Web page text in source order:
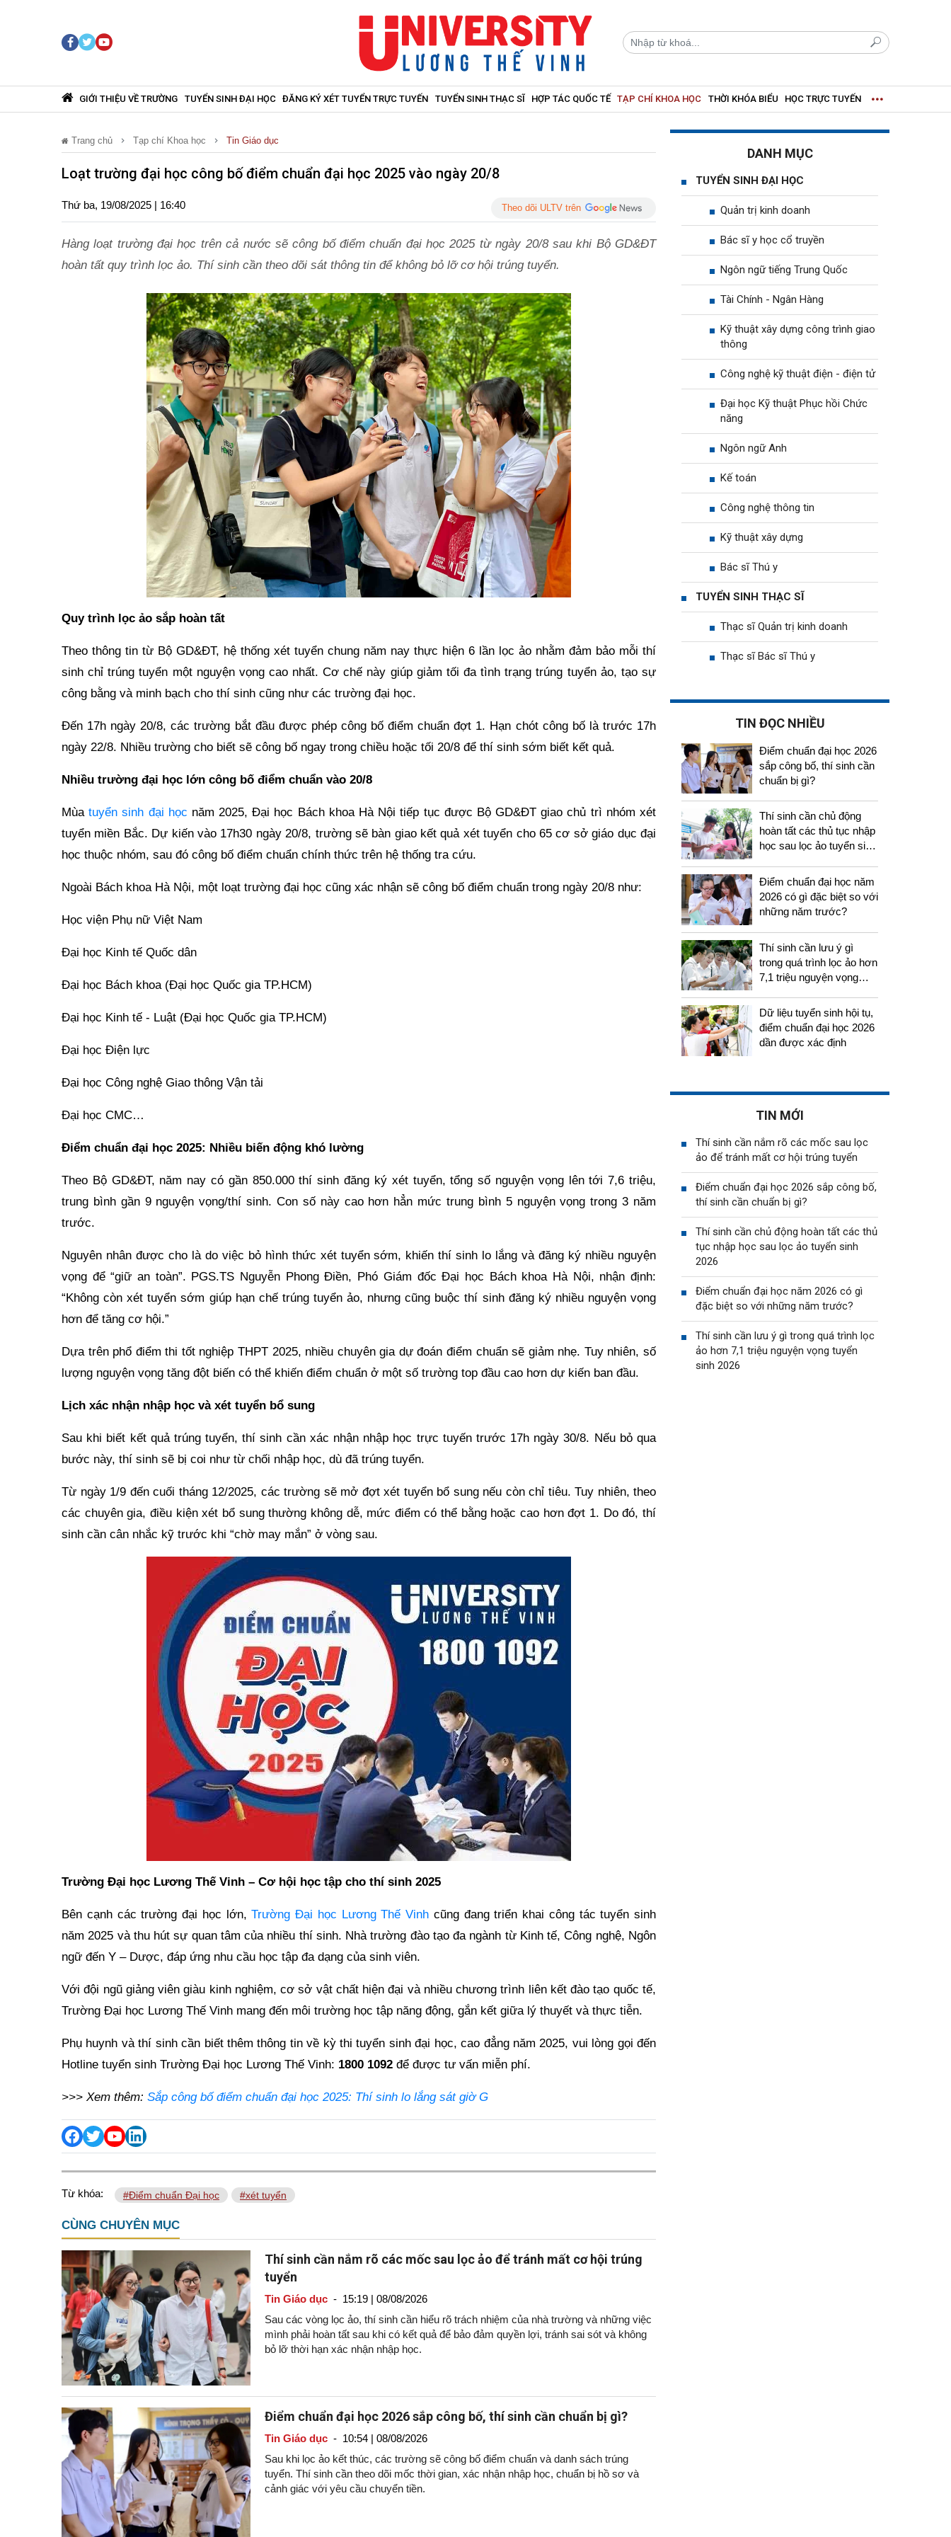
GIỚI THIỆU VỀ TRƯỜNG TUYỂN SINH ĐẠI HỌC ĐĂNG KÝ XÉT TUYỂN TRỰC TUYẾN TUYỂN SINH THẠC SĨ HỢP TÁC QUỐC TẾ TẠP CHÍ KHOA HỌC THỜI KHÓA BIỂU HỌC TRỰC TUYẾN
Trang chủ Tạp chí Khoa học Tin Giáo dục
Loạt trường đại học công bố điểm chuẩn đại học 2025 vào ngày 20/8
Thứ ba, 19/08/2025 | 16:40 Theo dõi ULTV trên
Hàng loạt trường đại học trên cả nước sẽ công bố điểm chuẩn đại học 2025 từ ngày 20/8 sau khi Bộ GD&ĐT
hoàn tất quy trình lọc ảo. Thí sinh cần theo dõi sát thông tin để không bỏ lỡ cơ hội trúng tuyển.
Quy trình lọc ảo sắp hoàn tất
Theo thông tin từ Bộ GD&ĐT, hệ thống xét tuyển chung năm nay thực hiện 6 lần lọc ảo nhằm đảm bảo mỗi thí
sinh chỉ trúng tuyển một nguyện vọng cao nhất. Cơ chế này giúp giảm tối đa tình trạng trúng tuyển ảo, tạo sự
công bằng và minh bạch cho thí sinh cũng như các trường đại học.
Đến 17h ngày 20/8, các trường bắt đầu được phép công bố điểm chuẩn đợt 1. Hạn chót công bố là trước 17h
ngày 22/8. Nhiều trường cho biết sẽ công bố ngay trong chiều hoặc tối 20/8 để thí sinh sớm biết kết quả.
Nhiều trường đại học lớn công bố điểm chuẩn vào 20/8
Mùatuyển sinh đại học năm 2025, Đại học Bách khoa Hà Nội tiếp tục được Bộ GD&ĐT giao chủ trì nhóm xét
tuyển miền Bắc. Dự kiến vào 17h30 ngày 20/8, trường sẽ bàn giao kết quả xét tuyển cho 65 cơ sở giáo dục đại
học thuộc nhóm, sau đó công bố điểm chuẩn chính thức trên hệ thống tra cứu.
Ngoài Bách khoa Hà Nội, một loạt trường đại học cũng xác nhận sẽ công bố điểm chuẩn trong ngày 20/8 như:
Học viện Phụ nữ Việt Nam
Đại học Kinh tế Quốc dân
Đại học Bách khoa (Đại học Quốc gia TP.HCM)
Đại học Kinh tế - Luật (Đại học Quốc gia TP.HCM)
Đại học Điện lực
Đại học Công nghệ Giao thông Vận tải
Đại học CMC…
Điểm chuẩn đại học 2025: Nhiều biến động khó lường
Theo Bộ GD&ĐT, năm nay có gần 850.000 thí sinh đăng ký xét tuyển, tổng số nguyện vọng lên tới 7,6 triệu,
trung bình gần 9 nguyện vọng/thí sinh. Con số này cao hơn hẳn mức trung bình 5 nguyện vọng trong 3 năm
trước.
Nguyên nhân được cho là do việc bỏ hình thức xét tuyển sớm, khiến thí sinh lo lắng và đăng ký nhiều nguyện
vọng để “giữ an toàn”. PGS.TS Nguyễn Phong Điền, Phó Giám đốc Đại học Bách khoa Hà Nội, nhận định:
“Không còn xét tuyển sớm giúp hạn chế trúng tuyển ảo, nhưng cũng buộc thí sinh đăng ký nhiều nguyện vọng
hơn để tăng cơ hội.”
Dựa trên phổ điểm thi tốt nghiệp THPT 2025, nhiều chuyên gia dự đoán điểm chuẩn sẽ giảm nhẹ. Tuy nhiên, số
lượng nguyện vọng tăng đột biến có thể khiến điểm chuẩn ở một số trường top đầu cao hơn dự kiến ban đầu.
Lịch xác nhận nhập học và xét tuyển bổ sung
Sau khi biết kết quả trúng tuyển, thí sinh cần xác nhận nhập học trực tuyến trước 17h ngày 30/8. Nếu bỏ qua
bước này, thí sinh sẽ bị coi như từ chối nhập học, dù đã trúng tuyển.
Từ ngày 1/9 đến cuối tháng 12/2025, các trường sẽ mở đợt xét tuyển bổ sung nếu còn chỉ tiêu. Tuy nhiên, theo
các chuyên gia, điều kiện xét bổ sung thường không dễ, mức điểm có thể bằng hoặc cao hơn đợt 1. Do đó, thí
sinh cần cân nhắc kỹ trước khi “chờ may mắn” ở vòng sau.
Trường Đại học Lương Thế Vinh – Cơ hội học tập cho thí sinh 2025
Bên cạnh các trường đại học lớn,Trường Đại học Lương Thế Vinh cũng đang triển khai công tác tuyển sinh
năm 2025 và thu hút sự quan tâm của nhiều thí sinh. Nhà trường đào tạo đa ngành từ Kinh tế, Công nghệ, Ngôn
ngữ đến Y – Dược, đáp ứng nhu cầu học tập đa dạng của sinh viên.
Với đội ngũ giảng viên giàu kinh nghiệm, cơ sở vật chất hiện đại và nhiều chương trình liên kết đào tạo quốc tế,
Trường Đại học Lương Thế Vinh mang đến môi trường học tập năng động, gắn kết giữa lý thuyết và thực tiễn.
Phụ huynh và thí sinh cần biết thêm thông tin về kỳ thi tuyển sinh đại học, cao đẳng năm 2025, vui lòng gọi đến
Hotline tuyển sinh Trường Đại học Lương Thế Vinh: 1800 1092 để được tư vấn miễn phí.
>>> Xem thêm: Sắp công bố điểm chuẩn đại học 2025: Thí sinh lo lắng sát giờ G
Từ khóa: #Điểm chuẩn Đại học #xét tuyển
CÙNG CHUYÊN MỤC
Thí sinh cần nắm rõ các mốc sau lọc ảo để tránh mất cơ hội trúng
tuyển
Tin Giáo dục- 15:19 | 08/08/2026
Sau các vòng lọc ảo, thí sinh cần hiểu rõ trách nhiệm của nhà trường và những việc
mình phải hoàn tất sau khi có kết quả để bảo đảm quyền lợi, tránh sai sót và không
bỏ lỡ thời hạn xác nhận nhập học.
Điểm chuẩn đại học 2026 sắp công bố, thí sinh cần chuẩn bị gì?
Tin Giáo dục- 10:54 | 08/08/2026
Sau khi lọc ảo kết thúc, các trường sẽ công bố điểm chuẩn và danh sách trúng
tuyển. Thí sinh cần theo dõi mốc thời gian, xác nhận nhập học, chuẩn bị hồ sơ và
cảnh giác với yêu cầu chuyển tiền.
DANH MỤC
TUYỂN SINH ĐẠI HỌC
Quản trị kinh doanh
Bác sĩ y học cổ truyền
Ngôn ngữ tiếng Trung Quốc
Tài Chính - Ngân Hàng
Kỹ thuật xây dựng công trình giao
thông
Công nghệ kỹ thuật điện - điện tử
Đại học Kỹ thuật Phục hồi Chức
năng
Ngôn ngữ Anh
Kế toán
Công nghệ thông tin
Kỹ thuật xây dựng
Bác sĩ Thú y
TUYỂN SINH THẠC SĨ
Thạc sĩ Quản trị kinh doanh
Thạc sĩ Bác sĩ Thú y
TIN ĐỌC NHIỀU
Điểm chuẩn đại học 2026
sắp công bố, thí sinh cần
chuẩn bị gì?
Thí sinh cần chủ động
hoàn tất các thủ tục nhập
học sau lọc ảo tuyển sinh
Điểm chuẩn đại học năm
2026 có gì đặc biệt so với
những năm trước?
Thí sinh cần lưu ý gì
trong quá trình lọc ảo hơn
7,1 triệu nguyện vọng
Dữ liệu tuyển sinh hội tụ,
điểm chuẩn đại học 2026
dần được xác định
TIN MỚI
Thí sinh cần nắm rõ các mốc sau lọc
ảo để tránh mất cơ hội trúng tuyển
Điểm chuẩn đại học 2026 sắp công bố,
thí sinh cần chuẩn bị gì?
Thí sinh cần chủ động hoàn tất các thủ
tục nhập học sau lọc ảo tuyển sinh
2026
Điểm chuẩn đại học năm 2026 có gì
đặc biệt so với những năm trước?
Thí sinh cần lưu ý gì trong quá trình lọc
ảo hơn 7,1 triệu nguyện vọng tuyển
sinh 2026